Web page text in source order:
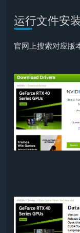
运行文件安
官网上搜索对应版